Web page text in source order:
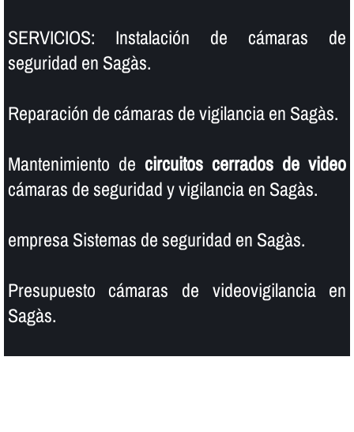
SERVICIOS: Instalación de cámaras de
seguridad en Sagàs.
Reparación de cámaras de vigilancia en Sagàs.
Mantenimiento de circuitos cerrados de video
cámaras de seguridad y vigilancia en Sagàs.
empresa Sistemas de seguridad en Sagàs.
Presupuesto cámaras de videovigilancia en
Sagàs.